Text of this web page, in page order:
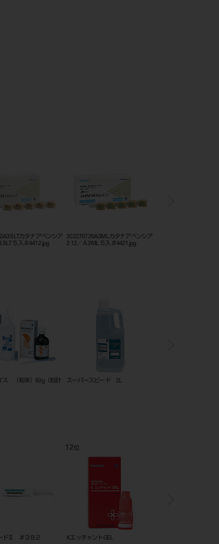
カタナアベンシア
５入＃4412.jpg
202270726A3MLカタナアベンシア
2 12／Ａ3ML ５入＃4421.jpg
ス （粉末）50g（粉計
スーパースピード 2L
ドⅡ ＃３８２
12 位
KエッチャントGEL